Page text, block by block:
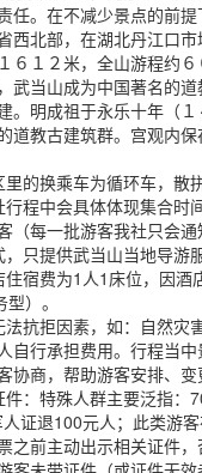
任。在不减少景点的前提
西北部，在湖北丹江口
６１２米，全山游程约
武当山成为中国著名的
。明成祖于永乐十年（
道教古建筑群。宫观内
的换乘车为循环车，散
程中会具体体现集合
（每一批游客我社只会
只提供武当山当地导游服
宿费为1人1床位，因
）。
抗拒因素，如：自然
自行承担费用。行程当
协商，帮助游客安排、变
：特殊人群主要泛指
证退100元人；此类游
之前主动出示相关证件